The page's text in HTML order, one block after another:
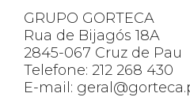
GRUPO GORTECA
Rua de Bijagós 18A
2845-067 Cruz de Pau
Telefone: 212 268 430
E-mail: